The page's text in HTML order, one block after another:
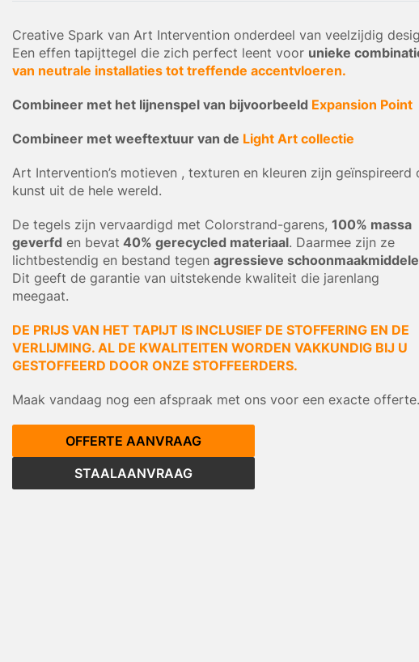
Creative Spark van Art Intervention onderdeel van veelzijdig
Een effen tapijttegel die zich perfect leent voor unieke
van neutrale installaties tot treffende accentvloeren.
Combineer met het lijnenspel van bijvoorbeeld Expansion Point
Combineer met weeftextuur van de Light Art collectie
Art Intervention’s motieven , texturen en kleuren zijn geïnspireerd
kunst uit de hele wereld.
De tegels zijn vervaardigd met Colorstrand-garens, 100% massa
geverfd en bevat 40% gerecycled materiaal. Daarmee zijn ze
lichtbestendig en bestand tegen agressieve
Dit geeft de garantie van uitstekende kwaliteit die jarenlang
meegaat.
DE PRIJS VAN HET TAPIJT IS INCLUSIEF DE STOFFERING EN DE
VERLIJMING. AL DE KWALITEITEN WORDEN VAKKUNDIG BIJ U
GESTOFFEERD DOOR ONZE STOFFEERDERS.
Maak vandaag nog een afspraak met ons voor een exacte offerte.
OFFERTE AANVRAAG
STAALAANVRAAG